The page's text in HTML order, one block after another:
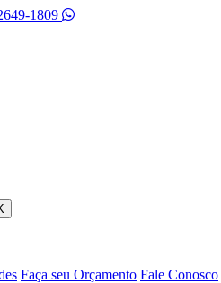
1809
Faça seu Orçamento Fale Conosco